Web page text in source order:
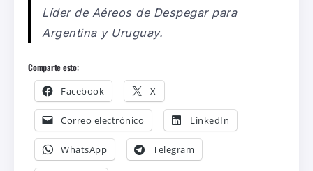
Líder de Aéreos de Despegar para
Argentina y Uruguay.
Comparte esto:
Facebook X
Correo electrónico LinkedIn
WhatsApp Telegram